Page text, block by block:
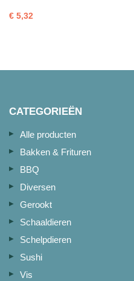
€ 5,32
CATEGORIEËN
Alle producten
Bakken & Frituren
BBQ
Diversen
Gerookt
Schaaldieren
Schelpdieren
Sushi
Vis